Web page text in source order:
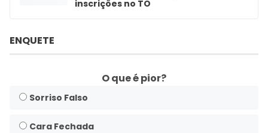
inscrições no TO
ENQUETE
O que é pior?
Sorriso Falso
Cara Fechada